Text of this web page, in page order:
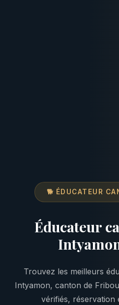
🐕 ÉDUCATEUR
Éducateur
Trouvez les meilleurs
Intyamon, canton de
vérifiés, réservation